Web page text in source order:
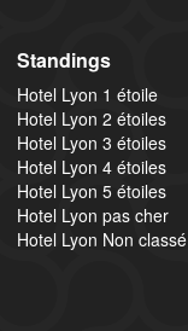
Standings
Hotel Lyon 1 étoile
Hotel Lyon 2 étoiles
Hotel Lyon 3 étoiles
Hotel Lyon 4 étoiles
Hotel Lyon 5 étoiles
Hotel Lyon pas cher
Hotel Lyon Non classé